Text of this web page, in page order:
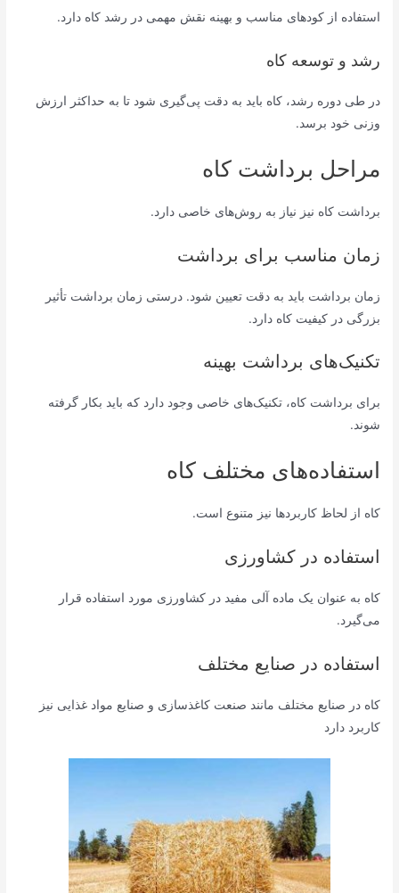
استفاده از کودهای مناسب و بهینه نقش مهمی در رشد کاه دارد.
رشد و توسعه کاه
در طی دوره رشد، کاه باید به دقت پی‌گیری شود تا به حداکثر ارزش
وزنی خود برسد.
مراحل برداشت کاه
برداشت کاه نیز نیاز به روش‌های خاصی دارد.
زمان مناسب برای برداشت
زمان برداشت باید به دقت تعیین شود. درستی زمان برداشت تأثیر
بزرگی در کیفیت کاه دارد.
تکنیک‌های برداشت بهینه
برای برداشت کاه، تکنیک‌های خاصی وجود دارد که باید بکار گرفته
شوند.
استفاده‌های مختلف کاه
کاه از لحاظ کاربردها نیز متنوع است.
استفاده در کشاورزی
کاه به عنوان یک ماده آلی مفید در کشاورزی مورد استفاده قرار
می‌گیرد.
استفاده در صنایع مختلف
کاه در صنایع مختلف مانند صنعت کاغذسازی و صنایع مواد غذایی نیز
کاربرد دارد